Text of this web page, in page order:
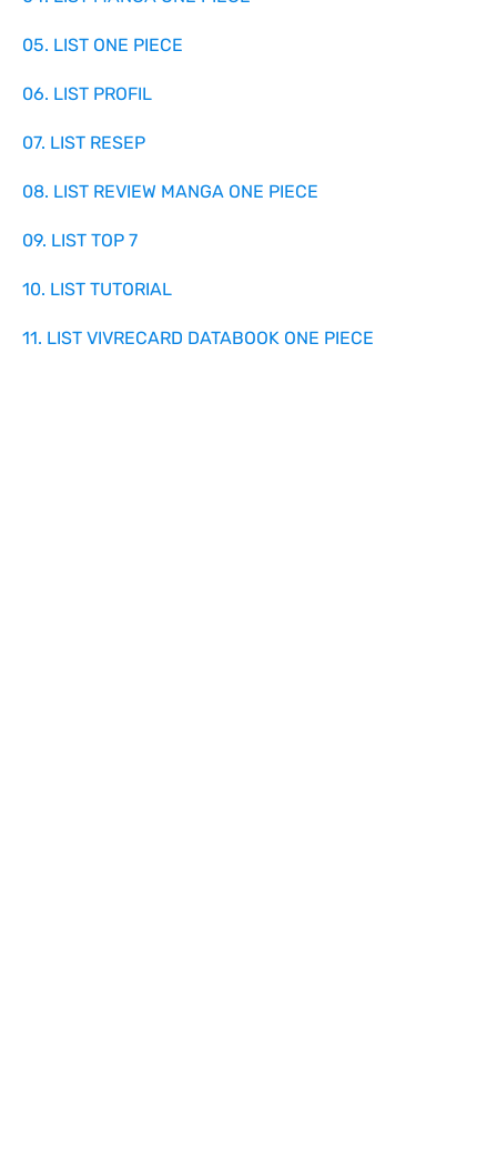
05. LIST ONE PIECE
06. LIST PROFIL
07. LIST RESEP
08. LIST REVIEW MANGA ONE PIECE
09. LIST TOP 7
10. LIST TUTORIAL
11. LIST VIVRECARD DATABOOK ONE PIECE